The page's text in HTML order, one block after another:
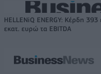
HELLENiQ ENERGY: Κέρδη
εκατ. ευρώ τα EBITDA